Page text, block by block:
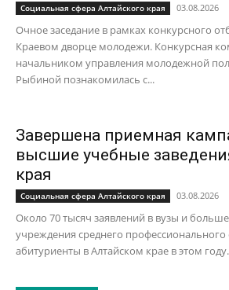
Социальная сфера Алтайского края 03.08.2026
Очное заседание в рамках конкурсного
Краевом дворце молодежи. Конкурсная
начальником управления молодежной
Рыбиной познакомилась с...
Завершена приемная
высшие учебные
края
Социальная сфера Алтайского края 03.08.2026
Около 70 тысяч заявлений в вузы и
учреждения среднего
абитуриенты в Алтайском крае в этом